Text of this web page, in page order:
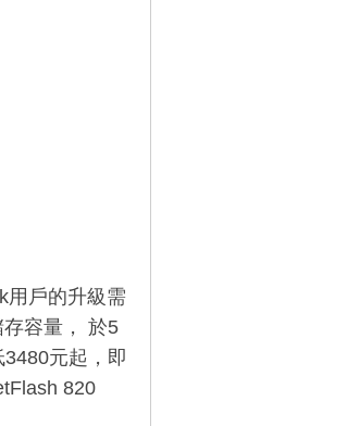
用戶的升級需
容量， 於5
元起，即
820